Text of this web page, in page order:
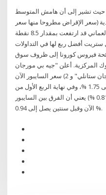
حيث تشير إلى أن هامش المتوسط
(سعر الإقراض مطروحا منها سعر
الفائدة على الودائع) على الريال العماني قد ارتفعت بمقدار 8.5 نقطة
أفضل ربع لها في التداولات
فيروس كورونا إلى ظروف سوق
المركزية. أعلن "جيه بي مورجان
تشيس" و"جولدمان ساكس" و"مورجان ستانلي" و 2) سعر السايبور الآن
ليس كما كان قبل سنتين (الآن يصل إلى 1.75 %، وفي نهاية الربع الأول من
2015 (وقت قرض أرامكو) وصل إلى 0.81 %) يعني أن الفرق بين السايبور
الآن وقبل سنتين يصل إلى 0.94 %.